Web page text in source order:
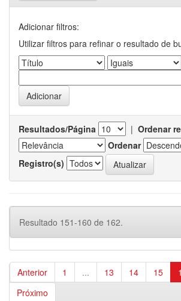
Adicionar filtros:
Utilizar filtros para refinar o resultado de
Resultados/Página | Ordenar
Ordenar
Registro(s)
Resultado 151-160 de 162.
Anterior 1 ... 13 14 15
Próximo